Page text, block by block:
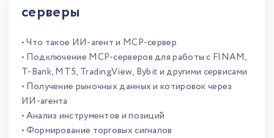
серверы
• Что такое ИИ-агент и MCP-сервер
• Подключение MCP-серверов для работы с FINAM,
T-Bank, MT5, TradingView, Bybit и другими сервисами
• Получение рыночных данных и котировок через
ИИ-агента
• Анализ инструментов и позиций
• Формирование торговых сигналов